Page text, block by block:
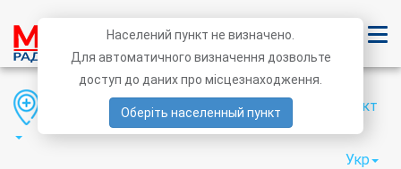
Область Район Населений пункт
Укр
Населений пункт не визначено.
Для автоматичного визначення дозвольте
доступ до даних про місцезнаходження.
Оберіть населенный пункт